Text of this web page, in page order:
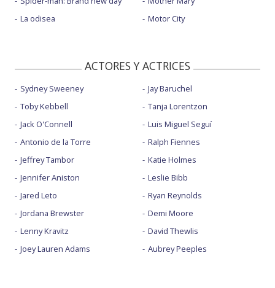
La odisea
Motor City
ACTORES Y ACTRICES
Sydney Sweeney
Toby Kebbell
Jack O'Connell
Antonio de la Torre
Jeffrey Tambor
Jennifer Aniston
Jared Leto
Jordana Brewster
Lenny Kravitz
Joey Lauren Adams
Jay Baruchel
Tanja Lorentzon
Luis Miguel Seguí
Ralph Fiennes
Katie Holmes
Leslie Bibb
Ryan Reynolds
Demi Moore
David Thewlis
Aubrey Peeples